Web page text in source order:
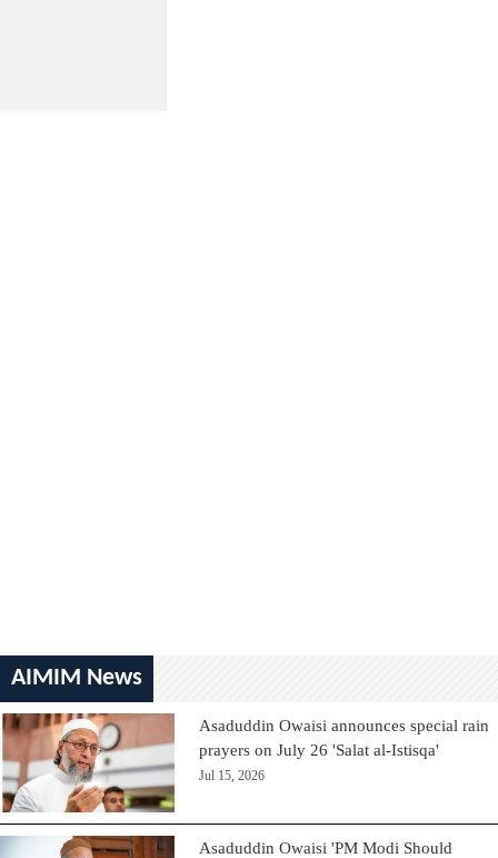
AIMIM News
Asaduddin Owaisi announces special rain
prayers on July 26 'Salat al-Istisqa'
Jul 15, 2026
Asaduddin Owaisi 'PM Modi Should